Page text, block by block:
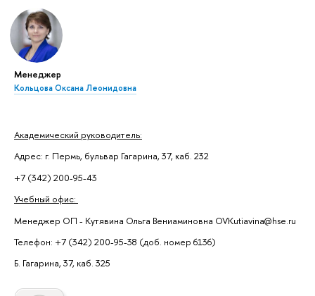
Менеджер
Кольцова Оксана Леонидовна
Академический руководитель:
Адрес: г. Пермь, бульвар Гагарина, 37, каб. 232
+7 (342) 200-95-43
Учебный офис:
Менеджер ОП - Кутявина Ольга Вениаминовна OVKutiavina@hse.ru
Телефон: +7 (342) 200-95-38 (доб. номер 6136)
Б. Гагарина, 37, каб. 325